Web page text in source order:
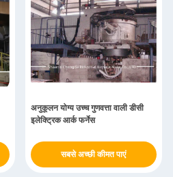
अनुकूलन योग्य उच्च गुणवत्ता वाली डीसी
इलेक्ट्रिक आर्क फर्नेस
सबसे अच्छी कीमत पाएं